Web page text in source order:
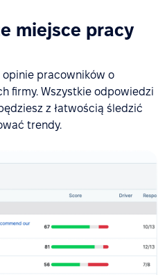
miejsce pracy
opinie pracowników o
firmy. Wszystkie odpowiedzi
z łatwością śledzić
trendy.